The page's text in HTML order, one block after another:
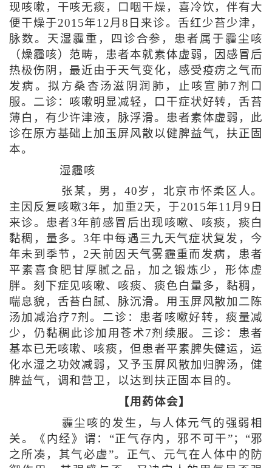
现咳嗽，干咳无痰，口咽干燥，喜冷饮，伴有大
便干燥于2015年12月8日来诊。舌红少苔少津，
脉数。天湿霾重，四诊合参，患者属于霾尘咳
（燥霾咳）范畴，患者本就素体虚弱，因感冒后
热极伤阴，最近由于天气变化，感受疫疠之气而
发病。拟方桑杏汤滋阴润肺，止咳宣肺7剂口
服。二诊：咳嗽明显减轻，口干症状好转，舌苔
薄白，有少许津液，脉浮滑。患者素体虚弱，此
诊在原方基础上加玉屏风散以健脾益气，扶正固
本。
湿霾咳
张某，男，40岁，北京市怀柔区人。
主因反复咳嗽3年，加重2天，于2015年11月9日
来诊。患者3年前感冒后出现咳嗽、咳痰，痰白
黏稠，量多。3年中每遇三九天气症状复发，今
年未到季节，2天前因天气雾霾重而发病，患者
平素喜食肥甘厚腻之品，加之锻炼少，形体虚
胖。刻下症见咳嗽、咳痰、痰色白量多，黏稠，
喘息貌，舌苔白腻、脉沉滑。用玉屏风散加二陈
汤加减治疗7剂。二诊：患者咳嗽好转，痰量减
少，仍黏稠此诊加用苍术7剂续服。三诊：患者
基本已无咳嗽、咳痰，但患者平素脾失健运，运
化水湿之功效减弱，又予玉屏风散加归脾汤，健
脾益气，调和营卫，以达到扶正固本目的。
【用药体会】
霾尘咳的发生，与人体元气的强弱相
关。《内经》谓：“正气存内，邪不可干”；“邪
之所凑，其气必虚”。正气、元气在人体中的防